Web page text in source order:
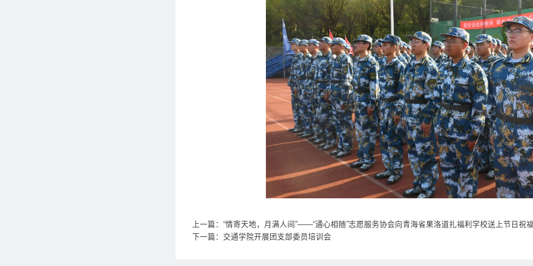
上一篇：“情寄天地，月满人间”——“通心相随”志愿服务协会向青海省果洛道扎福利学校送上节日祝
下一篇：交通学院开展团支部委员培训会